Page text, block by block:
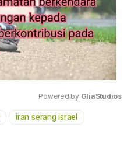
Mute
Powered by GliaStudios
iran serang israel